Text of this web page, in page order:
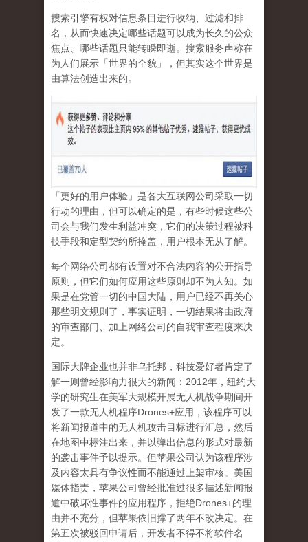
搜索引擎有权对信息条目进行收纳、过滤和排
名，从而快速决定哪些话题可以成为长久的公众
焦点、哪些话题只能转瞬即逝。搜索服务声称在
为人们展示「世界的全貌」，但其实这个世界是
由算法创造出来的。
「更好的用户体验」是各大互联网公司采取一切
行动的理由，但可以确定的是，有些时候这些公
司会与我们发生利益冲突，它们的决策过程被科
技手段和定型契约所掩盖，用户根本无从了解。
每个网络公司都有设置对不合法内容的公开指导
原则，但它们如何应用这些原则却不为人知。如
果是在党管一切的中国大陆，用户已经不再关心
那些明文规则了，事实证明， 一切结果将由政府
的审查部门、加上网络公司的自我审查程度来决
定。
国际大牌企业也并非乌托邦，科技爱好者肯定了
解一则曾经影响力很大的新闻： 2012年，纽约大
学的研究生在美军大规模开展无人机战争期间开
发了一款无人机程序Drones+应用，该程序可以
将新闻报道中的无人机攻击目标进行汇总，然后
在地图中标注出来，并以弹出信息的形式对最新
的袭击事件予以提示。但苹果公司认为该程序涉
及内容太具有争议性而不能通过上架审核。美国
媒体指责，苹果公司曾经批准过很多描述新闻报
道中破坏性事件的应用程序，拒绝Drones+的理
由并不充分，但苹果依旧撑了两年不改决定。在
第五次被驳回申请后，开发者不得不将软件名